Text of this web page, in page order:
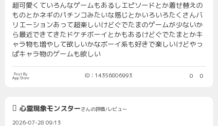
超可愛くていろんなゲームもあるしエピソードとか着せ替えの
ものとかネギのパチンコみたいな感じとかいろいろたくさんバ
リエーションあって超楽しいけどぐでたまのゲームが少ないか
ら最近できてきたドケチボーイとかもあるけどぐでたまとかキ
ャラ物も増やして欲しいかなボーイ系も好きで楽しいけどやっ
ぱキャラ物のゲームも欲しい
Post By
App Store ID：14356806993 0 0
心霊現象モンスターさんの評価/レビュー
2026-07-28 09:13